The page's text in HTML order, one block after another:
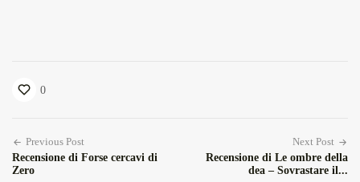
0
Previous Post
Recensione di Forse cercavi di
Zero
Next Post
Recensione di Le ombre della
dea – Sovrastare il...